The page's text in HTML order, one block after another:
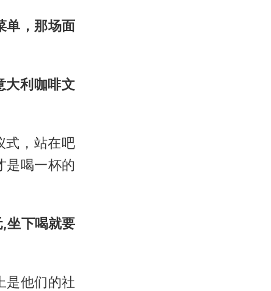
单，那场面
大利咖啡文
式，站在吧
是喝一杯的
坐下喝就要
是他们的社